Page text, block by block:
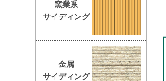
窯業系
サイディング
金属
サイディング